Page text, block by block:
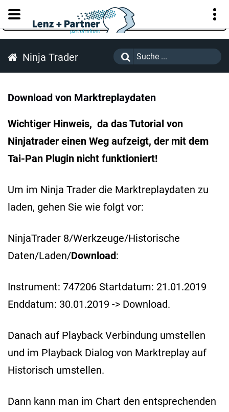
KUNDENPORTAL
Ninja Trader
Download von Marktreplaydaten
Wichtiger Hinweis, da das Tutorial von
Ninjatrader einen Weg aufzeigt, der mit dem
Tai-Pan Plugin nicht funktioniert!
Um im Ninja Trader die Marktreplaydaten zu
laden, gehen Sie wie folgt vor:
NinjaTrader 8/Werkzeuge/Historische
Daten/Laden/Download:
Instrument: 747206 Startdatum: 21.01.2019
Enddatum: 30.01.2019 -> Download.
Danach auf Playback Verbindung umstellen
und im Playback Dialog von Marktreplay auf
Historisch umstellen.
Dann kann man im Chart den entsprechenden